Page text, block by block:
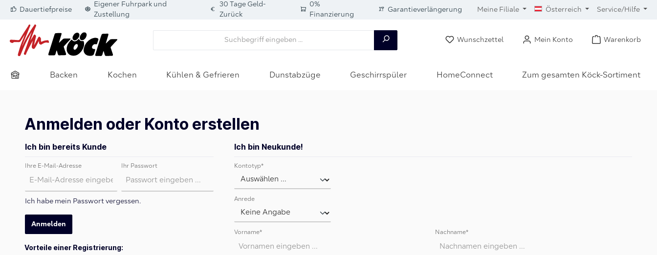
Zur Hauptnavigation springen
Dauertiefpreise
Eigener Fuhrpark und
Zustellung
30 Tage Geld-
Zurück
0%
Finanzierung
Garantieverlängerung Meine Filiale Österreich Service/Hilfe
Wunschzettel Mein Konto Warenkorb
Backen Kochen Kühlen & Gefrieren Dunstabzüge Geschirrspüler HomeConnect Zum gesamten Köck-Sortiment
Anmelden oder Konto erstellen
Ich bin bereits Kunde
Ihre E-Mail-Adresse Ihr Passwort
Ich habe mein Passwort vergessen.
Anmelden
Vorteile einer Registrierung:
Ich bin Neukunde!
Persönliche Informationen
Kontotyp*
Anrede
Vorname* Nachname*